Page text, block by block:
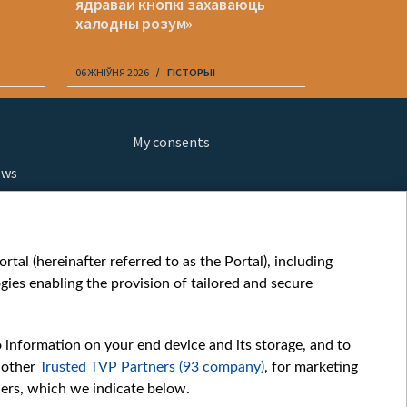
ядравай кнопкі захаваюць
халодны розум»
06 ЖНІЎНЯ 2026 ГІСТОРЫІ
My consents
(hereinafter referred to as the Portal), including
enabling the provision of tailored and secure
on your end device and its storage, and to
Trusted TVP Partners (93 company), for marketing
which we indicate below.